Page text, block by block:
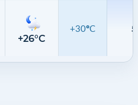
+26°C
+30°C